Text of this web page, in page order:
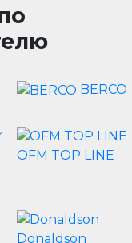
BERCO
OFM TOP LINE
Donaldson